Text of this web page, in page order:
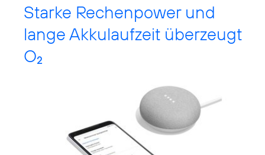
Starke Rechenpower und
lange Akkulaufzeit überzeugt
O2